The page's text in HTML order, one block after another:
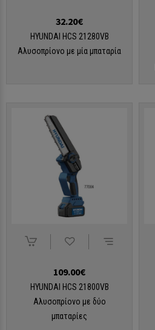
32.20€
HYUNDAI HCS 21280VB
Αλυσοπρίονο με μία μπαταρία
109.00€
HYUNDAI HCS 21800VB
Αλυσοπρίονο με δύο
μπαταρίες